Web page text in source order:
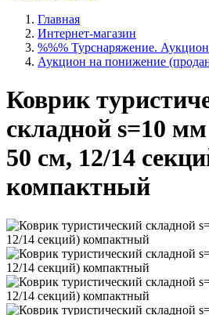
Главная
Интернет-магазин
%%% Турснаряжение.
Аукцион на понижение
Коврик
складной s=10
50 см, 12/14
компактный